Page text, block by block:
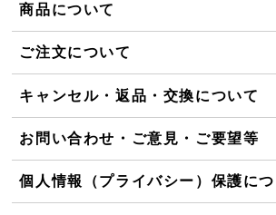
商品について
ご注文について
キャンセル・返品・交換について
お問い合わせ・ご意見・ご要望等
個人情報（プライバシー）保護に